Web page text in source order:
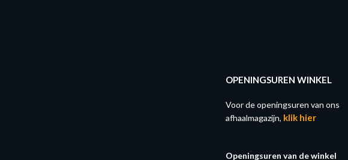
OPENINGSUREN WINKEL
Voor de openingsuren van ons
afhaalmagazijn, klik hier
Openingsuren van de winkel